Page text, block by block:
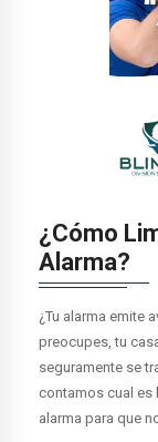
¿Cómo
Alarma?
¿Tu alarma emite
preocupes, tu
seguramente se
contamos cual es
alarma para que